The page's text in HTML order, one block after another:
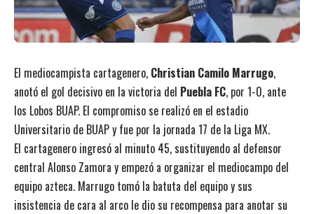
El mediocampista cartagenero, Christian Camilo Marrugo,
anotó el gol decisivo en la victoria del Puebla FC, por 1-0, ante
los Lobos BUAP. El compromiso se realizó en el estadio
Universitario de BUAP y fue por la jornada 17 de la Liga MX.
El cartagenero ingresó al minuto 45, sustituyendo al defensor
central Alonso Zamora y empezó a organizar el mediocampo del
equipo azteca. Marrugo tomó la batuta del equipo y sus
insistencia de cara al arco le dio su recompensa para anotar su